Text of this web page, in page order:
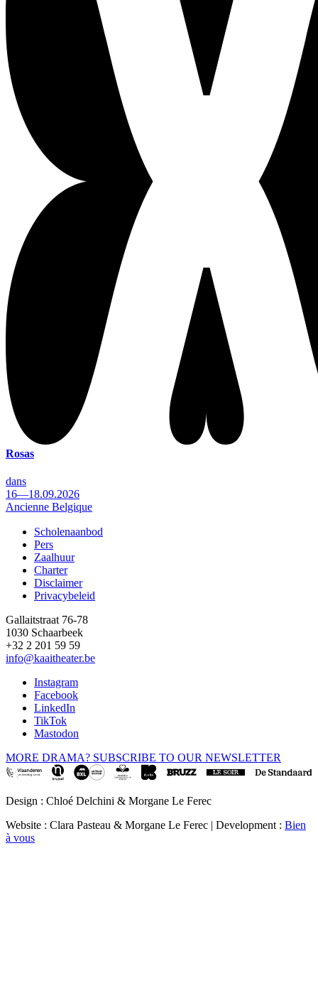
Rosas
dans
16—18.09.2026
Ancienne Belgique
Footer
Scholenaanbod
Pers
Zaalhuur
Charter
Disclaimer
Privacybeleid
Gallaitstraat 76-78
1030 Schaarbeek
+32 2 201 59 59
info@kaaitheater.be
Instagram
Facebook
LinkedIn
TikTok
Mastodon
MORE DRAMA? SUBSCRIBE TO OUR NEWSLETTER
Design : Chloé Delchini & Morgane Le Ferec
Website : Clara Pasteau & Morgane Le Ferec | Development : Bien
à vous